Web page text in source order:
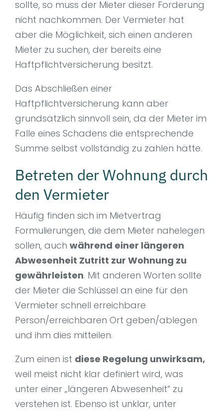
sollte, so muss der Mieter dieser Forderung
nicht nachkommen. Der Vermieter hat
aber die Möglichkeit, sich einen anderen
Mieter zu suchen, der bereits eine
Haftpflichtversicherung besitzt.
Das Abschließen einer
Haftpflichtversicherung kann aber
grundsätzlich sinnvoll sein, da der Mieter im
Falle eines Schadens die entsprechende
Summe selbst vollständig zu zahlen hätte.
Betreten der Wohnung durch
den Vermieter
Häufig finden sich im Mietvertrag
Formulierungen, die dem Mieter nahelegen
sollen, auch während einer längeren
Abwesenheit Zutritt zur Wohnung zu
gewährleisten. Mit anderen Worten sollte
der Mieter die Schlüssel an eine für den
Vermieter schnell erreichbare
Person/erreichbaren Ort geben/ablegen
und ihm dies mitteilen.
Zum einen ist diese Regelung unwirksam,
weil meist nicht klar definiert wird, was
unter einer „längeren Abwesenheit“ zu
verstehen ist. Ebenso ist unklar, unter